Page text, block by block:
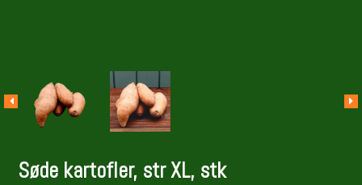
Søde kartofler, str XL, stk